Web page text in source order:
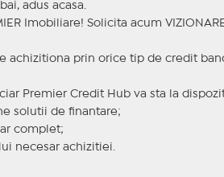
adus acasa.
Imobiliare! Solicita acum
achizitiona prin orice tip de credit
Premier Credit Hub va sta la
solutii de finantare;
complet;
necesar achizitiei.